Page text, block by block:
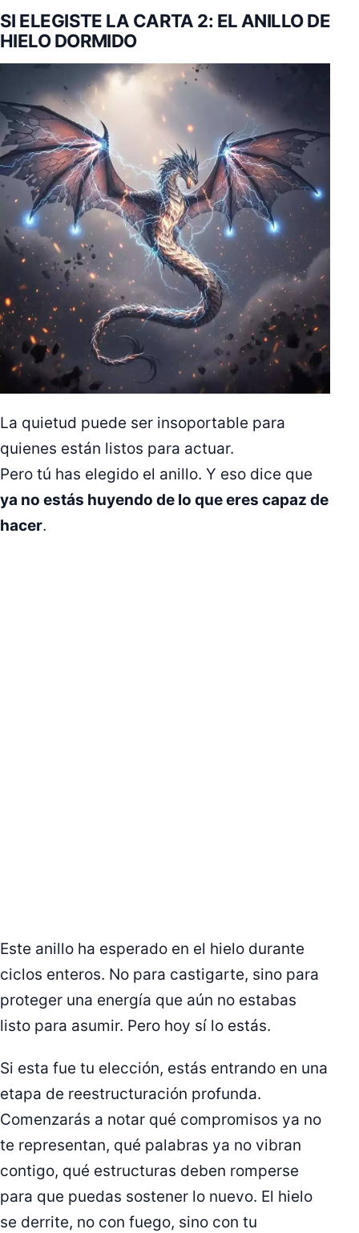
SI ELEGISTE LA CARTA 2: EL ANILLO DE
HIELO DORMIDO
La quietud puede ser insoportable para
quienes están listos para actuar.
Pero tú has elegido el anillo. Y eso dice que
ya no estás huyendo de lo que eres capaz de
hacer.
Este anillo ha esperado en el hielo durante
ciclos enteros. No para castigarte, sino para
proteger una energía que aún no estabas
listo para asumir. Pero hoy sí lo estás.
Si esta fue tu elección, estás entrando en una
etapa de reestructuración profunda.
Comenzarás a notar qué compromisos ya no
te representan, qué palabras ya no vibran
contigo, qué estructuras deben romperse
para que puedas sostener lo nuevo. El hielo
se derrite, no con fuego, sino con tu